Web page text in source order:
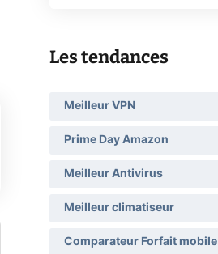
Les tendances
Meilleur VPN
Prime Day Amazon
Meilleur Antivirus
Meilleur climatiseur
Comparateur Forfait mobile